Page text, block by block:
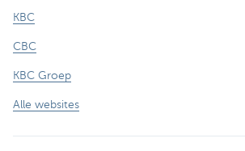
KBC
CBC
KBC Groep
Alle websites